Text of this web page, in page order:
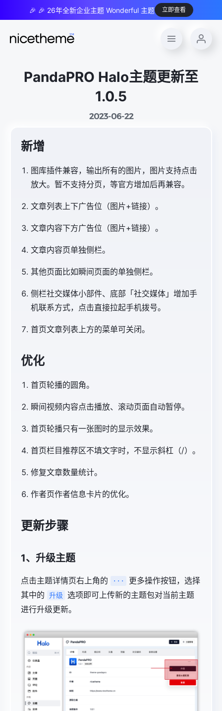
🎉 🎉 26年全新企业主题 Wonderful 主题 立即查看
PandaPRO Halo主题更新至
1.0.5
2023-06-22
新增
图库插件兼容，输出所有的图片，图片支持点击
放大。暂不支持分页，等官方增加后再兼容。
文章列表上下广告位（图片+链接）。
文章内容下方广告位（图片+链接）。
文章内容页单独侧栏。
其他页面比如瞬间页面的单独侧栏。
侧栏社交媒体小部件、底部「社交媒体」增加手
机联系方式，点击直接拉起手机拨号。
首页文章列表上方的菜单可关闭。
优化
首页轮播的圆角。
瞬间视频内容点击播放、滚动页面自动暂停。
首页轮播只有一张图时的显示效果。
首页栏目推荐区不填文字时，不显示斜杠（/）。
修复文章数量统计。
作者页作者信息卡片的优化。
更新步骤
1、升级主题
点击主题详情页右上角的 ···
更多操作按钮，选择
其中的
升级
选项即可上传新的主题包对当前主题
进行升级更新。